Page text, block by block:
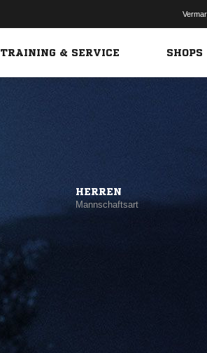
TRAINING & SERVICE SHOPS
HERREN
Mannschaftsart